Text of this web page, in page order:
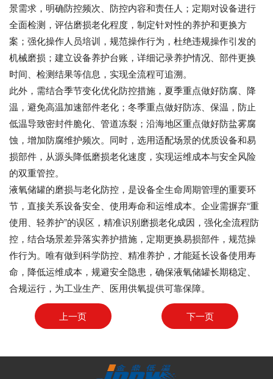
景需求，明确防控频次、防控内容和责任人；定期对设备进行
全面检测，评估磨损老化程度，制定针对性的养护和更换方
案；强化操作人员培训，规范操作行为，杜绝违规操作引发的
机械磨损；建立设备养护台账，详细记录养护情况、部件更换
时间、检测结果等信息，实现全流程可追溯。
此外，需结合季节变化优化防控措施，夏季重点做好防腐、降
温，避免高温加速部件老化；冬季重点做好防冻、保温，防止
低温导致密封件脆化、管道冻裂；沿海地区重点做好防盐雾腐
蚀，增加防腐维护频次。同时，选用适配场景的优质设备和易
损部件，从源头降低磨损老化速度，实现运维成本与安全风险
的双重管控。
液氧储罐的磨损与老化防控，是设备全生命周期管理的重要环
节，直接关系设备安全、使用寿命和运维成本。企业需摒弃“重
使用、轻养护”的误区，精准识别磨损老化成因，强化全流程防
控，结合场景差异落实养护措施，定期更换易损部件，规范操
作行为。唯有做到科学防控、精准养护，才能延长设备使用寿
命，降低运维成本，规避安全隐患，确保液氧储罐长期稳定、
合规运行，为工业生产、医用供氧提供可靠保障。
上一页 下一页